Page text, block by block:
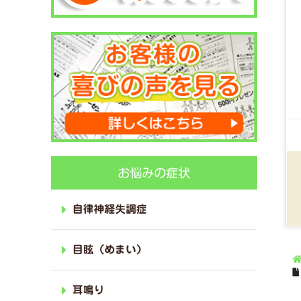
お悩みの症状
自律神経失調症
目眩（めまい）
耳鳴り